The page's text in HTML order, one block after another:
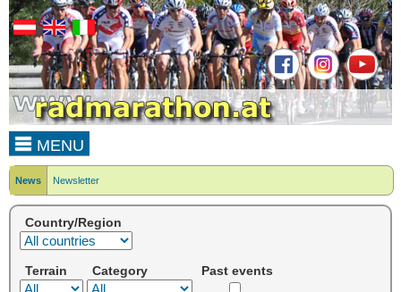
MENU
News Newsletter
Country/Region
Terrain Category Past events